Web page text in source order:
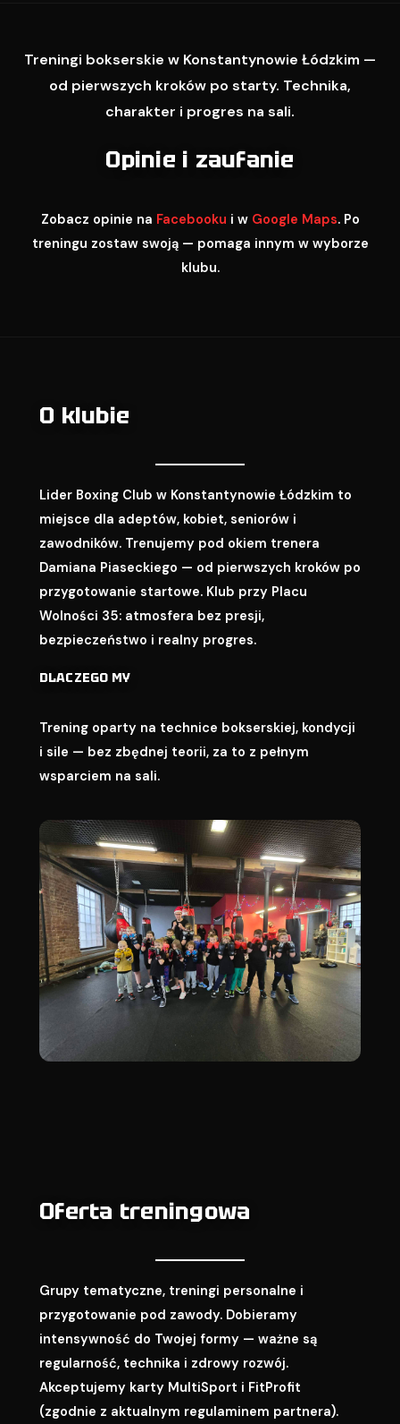
Treningi bokserskie w Konstantynowie Łódzkim —
od pierwszych kroków po starty. Technika,
charakter i progres na sali.
Opinie i zaufanie
Zobacz opinie na Facebooku i w Google Maps. Po
treningu zostaw swoją — pomaga innym w wyborze
klubu.
O klubie
Lider Boxing Club w Konstantynowie Łódzkim to
miejsce dla adeptów, kobiet, seniorów i
zawodników. Trenujemy pod okiem trenera
Damiana Piaseckiego — od pierwszych kroków po
przygotowanie startowe. Klub przy Placu
Wolności 35: atmosfera bez presji,
bezpieczeństwo i realny progres.
DLACZEGO MY
Trening oparty na technice bokserskiej, kondycji
i sile — bez zbędnej teorii, za to z pełnym
wsparciem na sali.
Oferta treningowa
Grupy tematyczne, treningi personalne i
przygotowanie pod zawody. Dobieramy
intensywność do Twojej formy — ważne są
regularność, technika i zdrowy rozwój.
Akceptujemy karty MultiSport i FitProfit
(zgodnie z aktualnym regulaminem partnera).